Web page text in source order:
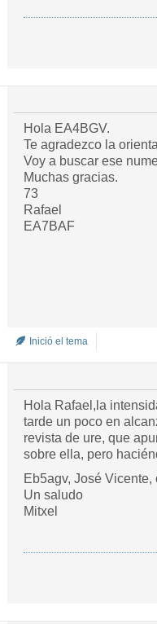
Hola EA4BGV.
Te agradezco la
Voy a buscar ese
Muchas gracias.
73
Rafael
EA7BAF
Inició el tema
Hola Rafael,la
tarde un poco en
revista de ure, que
sobre ella, pero
Eb5agv, José
Un saludo
Mitxel